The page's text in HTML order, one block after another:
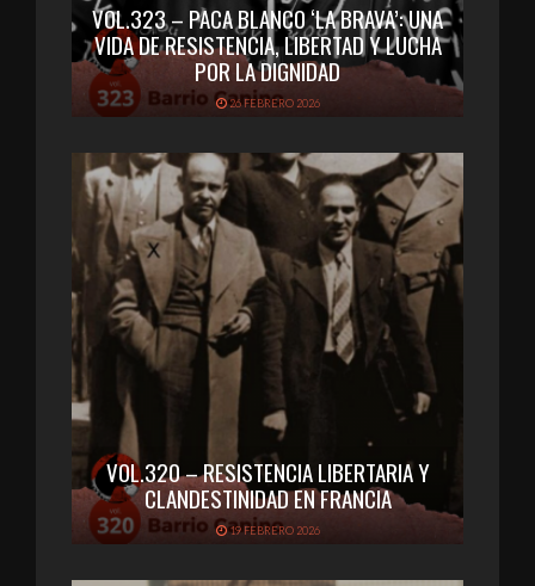
VOL.323 – PACA BLANCO ‘LA BRAVA’: UNA
VIDA DE RESISTENCIA, LIBERTAD Y LUCHA
POR LA DIGNIDAD
26 FEBRERO 2026
VOL.320 – RESISTENCIA LIBERTARIA Y
CLANDESTINIDAD EN FRANCIA
19 FEBRERO 2026